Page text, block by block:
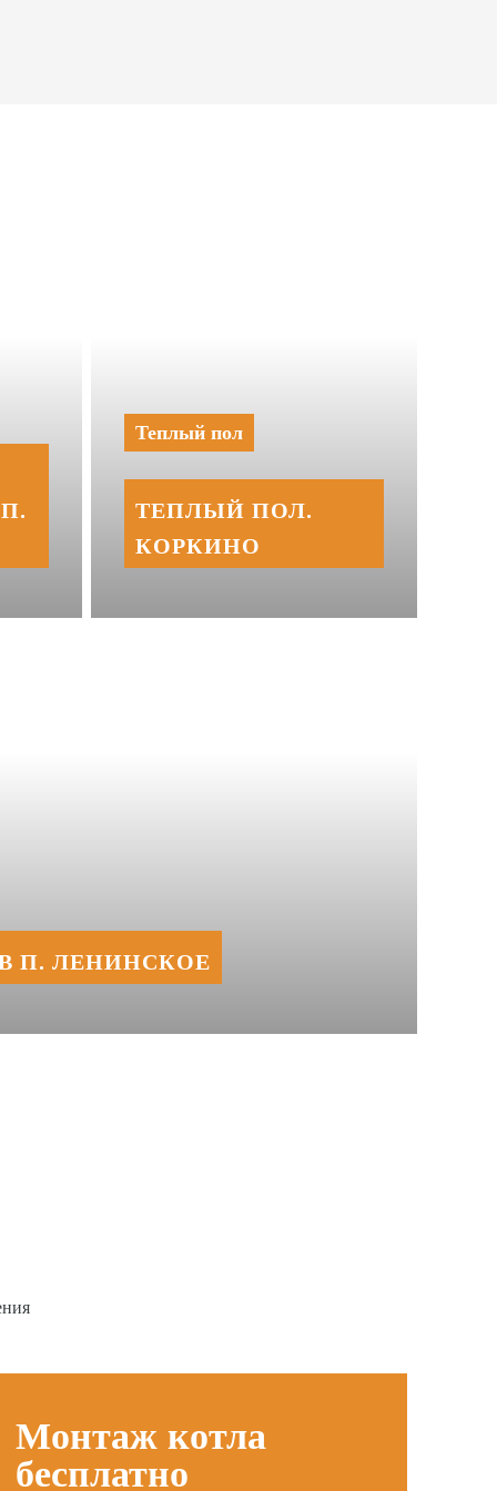
Теплый пол
ТЕПЛЫЙ ПОЛ.
КОРКИНО
П. ЛЕНИНСКОЕ
Монтаж котла
бесплатно